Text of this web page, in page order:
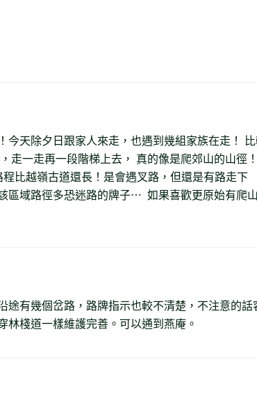
今天除夕日跟家人來走，也遇到幾組家族在走！
走一走再一段階梯上去， 真的像是爬郊山的山徑！
比越嶺古道還長！是會遇叉路，但還是有路走下
區域路徑多恐迷路的牌子⋯ 如果喜歡更原始有爬山
途有幾個岔路，路牌指示也較不清楚，不注意的話
棧道一樣維護完善。可以通到燕庵。